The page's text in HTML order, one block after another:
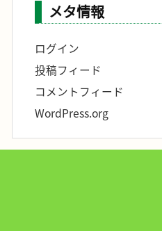
メタ情報
ログイン
投稿フィード
コメントフィード
WordPress.org